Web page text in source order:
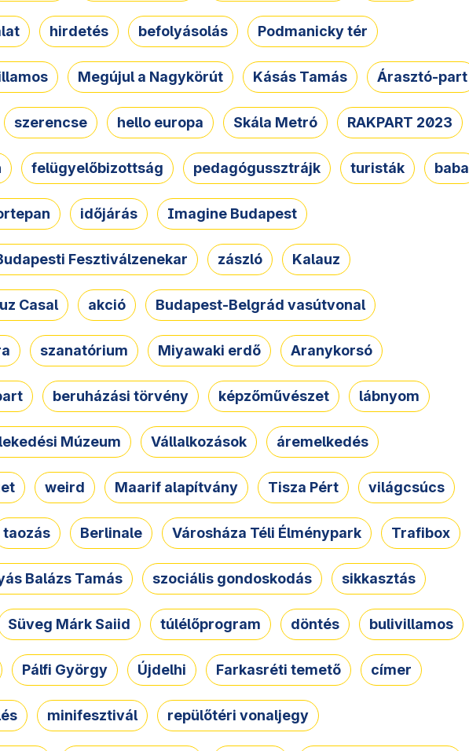
hirdetés befolyásolás Podmanicky tér
Megújul a Nagykörút Kásás Tamás Árasztó-part
szerencse hello europa Skála Metró RAKPART 2023
felügyelőbizottság pedagógussztrájk turisták baba
időjárás Imagine Budapest
Fesztiválzenekar zászló Kalauz
Casal akció Budapest-Belgrád vasútvonal
szanatórium Miyawaki erdő Aranykorsó
beruházási törvény képzőművészet lábnyom
Múzeum Vállalkozások áremelkedés
weird Maarif alapítvány Tisza Pért világcsúcs
taozás Berlinale Városháza Téli Élménypark Trafibox
Balázs Tamás szociális gondoskodás sikkasztás
Süveg Márk Saiid túlélőprogram döntés bulivillamos
Pálfi György Újdelhi Farkasréti temető címer
minifesztivál repülőtéri vonaljegy